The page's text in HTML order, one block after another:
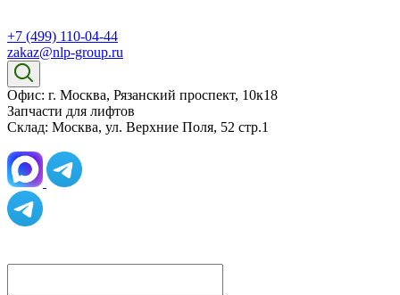
+7 (499) 110-04-44
zakaz@nlp-group.ru
Офис: г. Москва, Рязанский проспект, 10к18
Запчасти для лифтов
Склад: Москва, ул. Верхние Поля, 52 стр.1